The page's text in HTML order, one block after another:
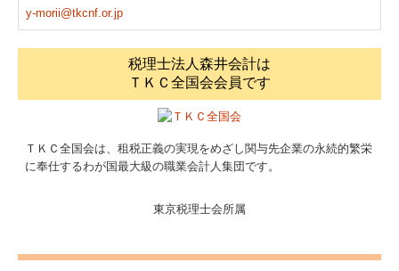
y-morii@tkcnf.or.jp
税理士法人森井会計は
ＴＫＣ全国会会員です
ＴＫＣ全国会は、租税正義の実現をめざし関与先企業の永続的繁栄
に奉仕するわが国最大級の職業会計人集団です。
東京税理士会所属